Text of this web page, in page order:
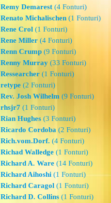
Remy Demarest (4 Fonturi)
Renato Michalischen (1 Fonturi)
Rene Crol (1 Fonturi)
Rene Miller (4 Fonturi)
Renn Crump (9 Fonturi)
Renny Murray (33 Fonturi)
Ressearcher (1 Fonturi)
retype (2 Fonturi)
Rev. Josh Wilhelm (9 Fonturi)
rhsjr7 (1 Fonturi)
Rian Hughes (3 Fonturi)
Ricardo Cordoba (2 Fonturi)
Rich.vom.Dorf. (4 Fonturi)
Richad Walledge (1 Fonturi)
Richard A. Ware (14 Fonturi)
Richard Aihoshi (1 Fonturi)
Richard Caragol (1 Fonturi)
Richard D. Collins (1 Fonturi)